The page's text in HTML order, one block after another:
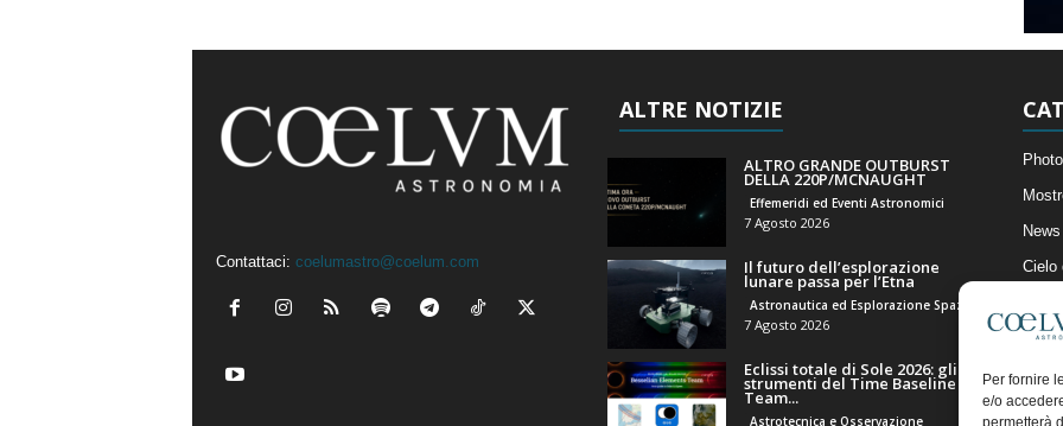
Per fornire
e/o
permetterà
Contattaci: coelumastro@coelum.com
ALTRE NOTIZIE
ALTRO GRANDE OUTBURST
DELLA 220P/MCNAUGHT
Effemeridi ed Eventi Astronomici
7 Agosto 2026
Il futuro dell’esplorazione
lunare passa per l’Etna
7 Agosto 2026
Eclissi totale di Sole 2026: gli
strumenti del Time Baseline
Team...
Astrotecnica e Osservazione
Cielo
Il